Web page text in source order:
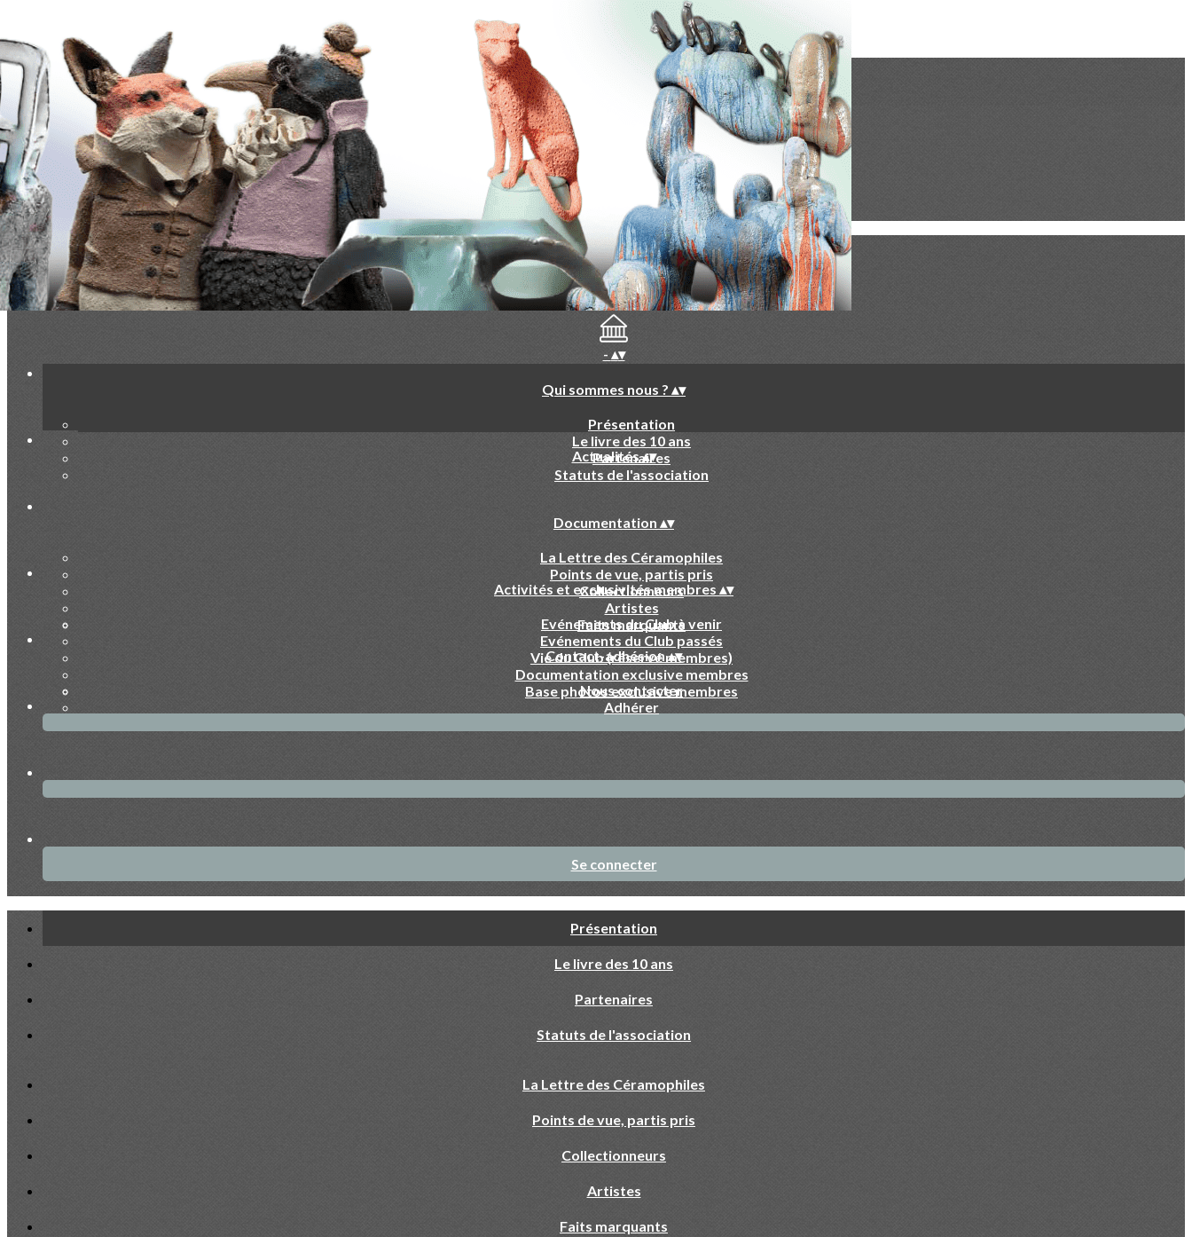
Exporter toutes les colonnes
Exporter uniquement les colonnes affichées
Menu
>
Présentation
Le livre des 10 ans
Partenaires
Statuts de l'association
Ajoutez un logo, un bouton, des réseaux sociaux
Cliquez pour éditer
- ▴▾
Qui sommes nous ? ▴▾
Présentation
Le livre des 10 ans
Partenaires
Statuts de l'association
Actualités▴▾
Documentation ▴▾
La Lettre des Céramophiles
Points de vue, partis pris
Collectionneurs
Artistes
Faits marquants
Activités et exclusivités membres ▴▾
Evénements du Club à venir
Evénements du Club passés
Vie du Club (réservé membres)
Documentation exclusive membres
Base photos exclusive membres
Contact-adhésion▴▾
Nous contacter
Adhérer
Se connecter
Présentation
Le livre des 10 ans
Partenaires
Statuts de l'association
La Lettre des Céramophiles
Points de vue, partis pris
Collectionneurs
Artistes
Faits marquants